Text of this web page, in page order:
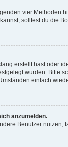
vier
solltest du die
erstellt hast oder
wurden.
einfach
anzumelden.
Benutzer